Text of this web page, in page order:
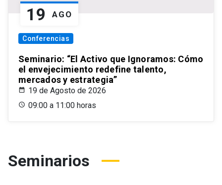
19 AGO
Conferencias
Seminario: “El Activo que Ignoramos: Cómo
el envejecimiento redefine talento,
mercados y estrategia”
19 de Agosto de 2026
09:00 a 11:00 horas
Seminarios